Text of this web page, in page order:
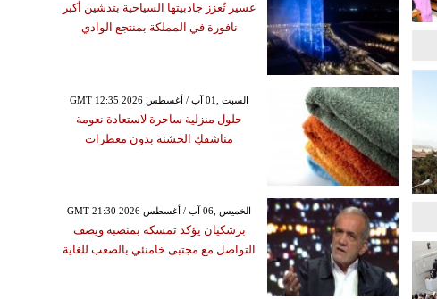
عسير تُعزز جاذبيتها السياحية بتدشين أكبر
نافورة في المملكة بمنتجع الوادي
GMT 12:35 2026 السبت ,01 آب / أغسطس
حلول منزلية ساحرة لاستعادة نعومة
مناشفكِ الخشنة بدون معطرات
GMT 21:30 2026 الخميس ,06 آب / أغسطس
بزشكيان يؤكد تمسكه بمنصبه ويصف
التواصل مع مجتبى خامنئي بالصعب للغاية